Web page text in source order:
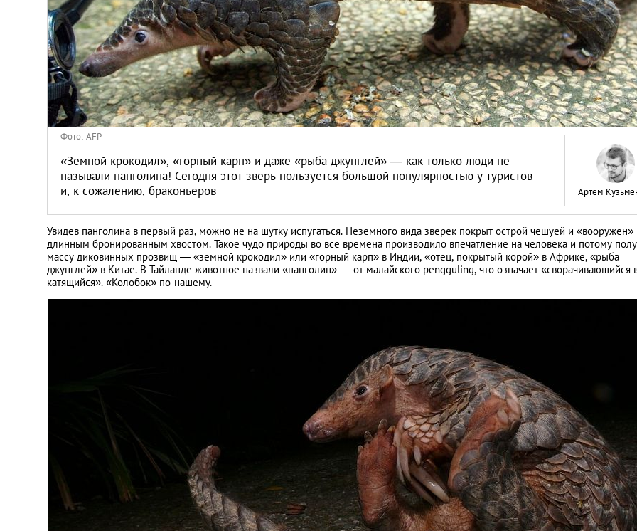
Париж
Паттайя
Пхукет
Санкт-Петербург
Фото: AFP
«Земной крокодил», «горный карп» и даже «рыба джунглей» — как только люди не
называли панголина! Сегодня этот зверь пользуется большой популярностью у туристов
и, к сожалению, браконьеров
Артем
Увидев панголина в первый раз, можно не на шутку испугаться. Неземного вида зверек покрыт острой чешуей и «вооружен»
длинным бронированным хвостом. Такое чудо природы во все времена производило впечатление на человека и потому
массу диковинных прозвищ — «земной крокодил» или «горный карп» в Индии, «отец, покрытый корой» в Африке, «рыба
джунглей» в Китае. В Тайланде животное назвали «панголин» — от малайского pengguling, что означает «сворачивающийся
катящийся». «Колобок» по-нашему.
Год обезьяны:
пожеланиями от